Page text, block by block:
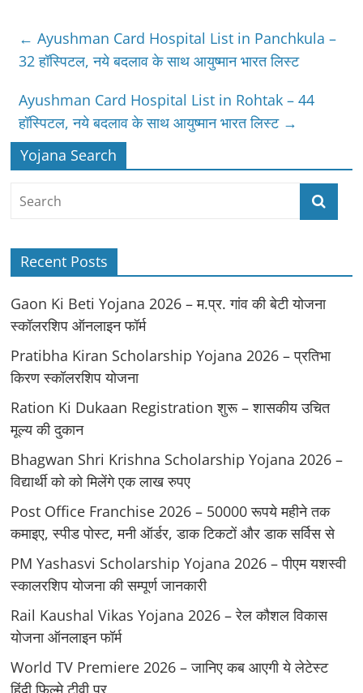
← Ayushman Card Hospital List in Panchkula –
32 हॉस्पिटल, नये बदलाव के साथ आयुष्‍मान भारत लिस्ट
Ayushman Card Hospital List in Rohtak – 44
हॉस्पिटल, नये बदलाव के साथ आयुष्‍मान भारत लिस्ट →
Yojana Search
Recent Posts
Gaon Ki Beti Yojana 2026 – म.प्र. गांव की बेटी योजना
स्कॉलरशिप ऑनलाइन फॉर्म
Pratibha Kiran Scholarship Yojana 2026 – प्रतिभा
किरण स्कॉलरशिप योजना
Ration Ki Dukaan Registration शुरू – शासकीय उचित
मूल्य की दुकान
Bhagwan Shri Krishna Scholarship Yojana 2026 –
विद्यार्थी को को मिलेंगे एक लाख रुपए
Post Office Franchise 2026 – 50000 रूपये महीने तक
कमाइए, स्पीड पोस्ट, मनी ऑर्डर, डाक टिकटों और डाक सर्विस से
PM Yashasvi Scholarship Yojana 2026 – पीएम यशस्वी
स्कालरशिप योजना की सम्पूर्ण जानकारी
Rail Kaushal Vikas Yojana 2026 – रेल कौशल विकास
योजना ऑनलाइन फॉर्म
World TV Premiere 2026 – जानिए कब आएगी ये लेटेस्ट
हिंदी फिल्मे टीवी पर